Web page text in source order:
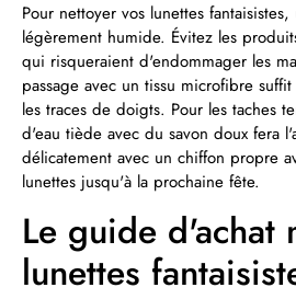
Pour nettoyer vos lunettes
légèrement humide. Évitez les
qui risqueraient d'endommager les
passage avec un tissu microfibre
les traces de doigts. Pour les taches
d'eau tiède avec du savon doux fera
délicatement avec un chiffon propre
lunettes jusqu'à la prochaine fête.
Le guide d'achat
lunettes